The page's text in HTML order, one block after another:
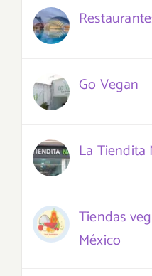
Go Vegan
La Tiendita
Tiendas
México